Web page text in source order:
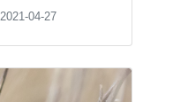
2021-04-27